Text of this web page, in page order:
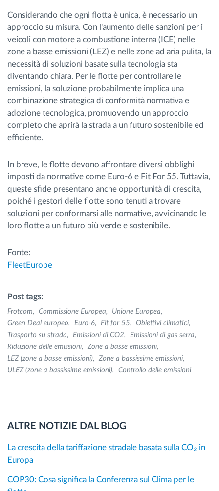
Considerando che ogni flotta è unica, è necessario un
approccio su misura. Con l'aumento delle sanzioni per i
veicoli con motore a combustione interna (ICE) nelle
zone a basse emissioni (LEZ) e nelle zone ad aria pulita, la
necessità di soluzioni basate sulla tecnologia sta
diventando chiara. Per le flotte per controllare le
emissioni, la soluzione probabilmente implica una
combinazione strategica di conformità normativa e
adozione tecnologica, promuovendo un approccio
completo che aprirà la strada a un futuro sostenibile ed
efficiente.
In breve, le flotte devono affrontare diversi obblighi
imposti da normative come Euro-6 e Fit For 55. Tuttavia,
queste sfide presentano anche opportunità di crescita,
poiché i gestori delle flotte sono tenuti a trovare
soluzioni per conformarsi alle normative, avvicinando le
loro flotte a un futuro più verde e sostenibile.
Fonte:
FleetEurope
Post tags:
Frotcom Commissione Europea
Unione Europea
Green Deal europeo
Euro-6 Fit for 55
Obiettivi climatici
Trasporto su strada
Emissioni di CO2
Emissioni di gas serra
Riduzione delle emissioni
Zone a basse emissioni
LEZ (zone a basse emissioni)
Zone a bassissime emissioni
ULEZ (zone a bassissime emissioni)
Controllo delle emissioni
ALTRE NOTIZIE DAL BLOG
La crescita della tariffazione stradale basata sulla CO₂ in
Europa
COP30: Cosa significa la Conferenza sul Clima per le